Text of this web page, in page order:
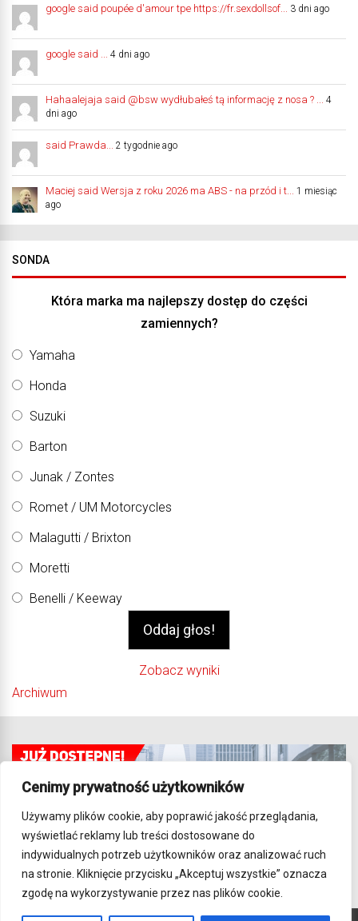
Cenimy prywatność użytkowników
Używamy plików cookie, aby poprawić jakość przeglądania,
wyświetlać reklamy lub treści dostosowane do
indywidualnych potrzeb użytkowników oraz analizować ruch
na stronie. Kliknięcie przycisku „Akceptuj wszystkie” oznacza
zgodę na wykorzystywanie przez nas plików cookie.
google said poupée d'amour tpe https://fr.sexdollsof... 3 dni ago
google said ... 4 dni ago
Hahaalejaja said @bsw wydłubałeś tą informację z nosa ? ...
4
dni ago
said Prawda... 2 tygodnie ago
Maciej said Wersja z roku 2026 ma ABS - na przód i t...
1 miesiąc
ago
SONDA
Która marka ma najlepszy dostęp do części
zamiennych?
Yamaha
Honda
Suzuki
Barton
Junak / Zontes
Romet / UM Motorcycles
Malagutti / Brixton
Moretti
Benelli / Keeway
Zobacz wyniki
Archiwum